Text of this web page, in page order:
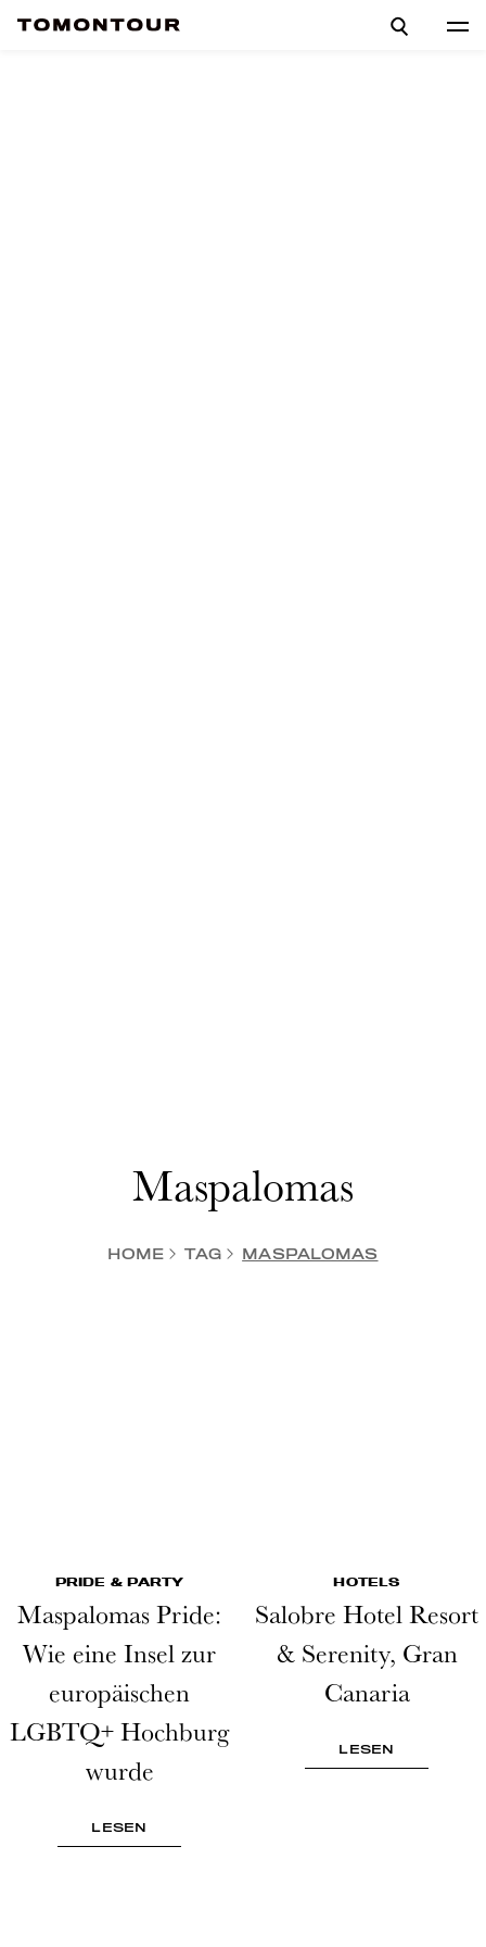
Maspalomas
HOME TAG MASPALOMAS
PRIDE & PARTY
Maspalomas Pride:
Wie eine Insel zur
europäischen
LGBTQ+ Hochburg
wurde
LESEN
HOTELS
Salobre Hotel Resort
& Serenity, Gran
Canaria
LESEN